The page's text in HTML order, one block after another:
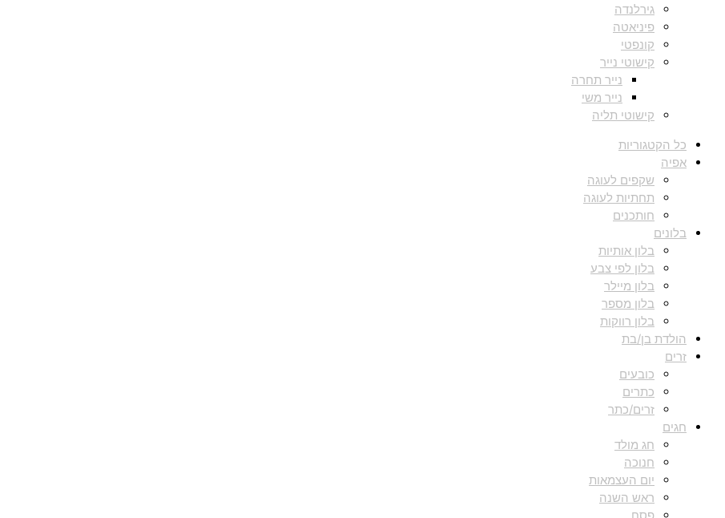
גירלנדה
פיניאטה
קונפטי
קישוטי נייר
נייר תחרה
נייר משי
קישוטי תליה
כל הקטגוריות
אפיה
שקפים לעוגה
תחתיות לעוגה
חותכנים
בלונים
בלון אותיות
בלון לפי צבע
בלון מיילר
בלון מספר
בלון רווקות
הולדת בן/בת
זרים
כובעים
כתרים
זרים/כתר
חגים
חג מולד
חנוכה
יום העצמאות
ראש השנה